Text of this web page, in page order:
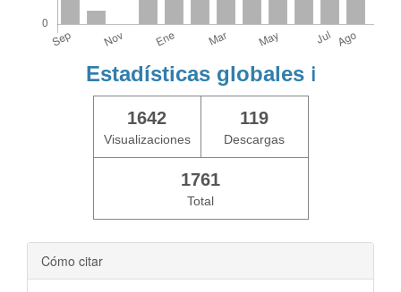
Estadísticas globales ℹ️
1642
Visualizaciones
119
Descargas
1761
Total
Cómo citar